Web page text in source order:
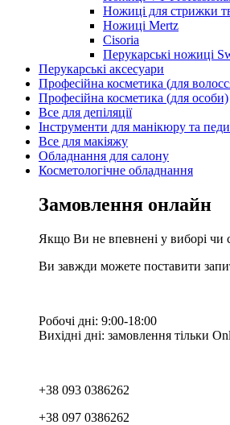
Ножиці для стрижки
Ножиці Mertz
Cisoria
Перукарські ножиці
Перукарські аксесуари
Професійна косметика (для
Професійна косметика (для особи)
Все для депіляції
Інструменти для манікюру та
Все для макіяжу
Обладнання для салону
Косметологічне обладнання
Замовлення онлайн
Якщо Ви не впевнені у виборі чи
Ви завжди можете поставити
Робочі дні: 9:00-18:00
Вихідні дні: замовлення тільки
+38 093 0386262
+38 097 0386262